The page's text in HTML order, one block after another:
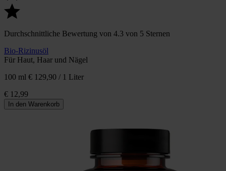
Durchschnittliche Bewertung von 4.3 von 5 Sternen
Bio-Rizinusöl
Für Haut, Haar und Nägel
100 ml € 129,90 / 1 Liter
€ 12,99
In den Warenkorb